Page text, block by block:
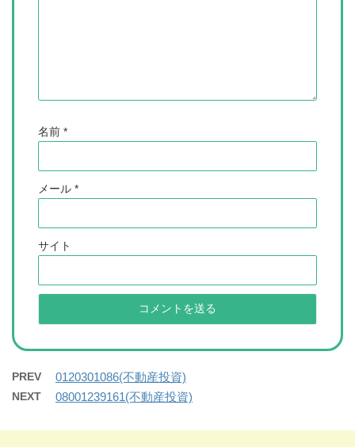
名前 *
メール *
サイト
PREV 0120301086(不動産投資)
NEXT 08001239161(不動産投資)